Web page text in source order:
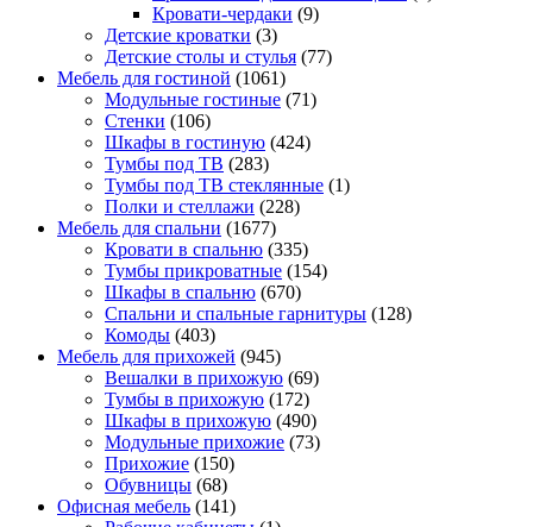
Кровати-чердаки (9)
Детские кроватки (3)
Детские столы и стулья (77)
Мебель для гостиной (1061)
Модульные гостиные (71)
Стенки (106)
Шкафы в гостиную (424)
Тумбы под ТВ (283)
Тумбы под ТВ стеклянные (1)
Полки и стеллажи (228)
Мебель для спальни (1677)
Кровати в спальню (335)
Тумбы прикроватные (154)
Шкафы в спальню (670)
Спальни и спальные гарнитуры (128)
Комоды (403)
Мебель для прихожей (945)
Вешалки в прихожую (69)
Тумбы в прихожую (172)
Шкафы в прихожую (490)
Модульные прихожие (73)
Прихожие (150)
Обувницы (68)
Офисная мебель (141)